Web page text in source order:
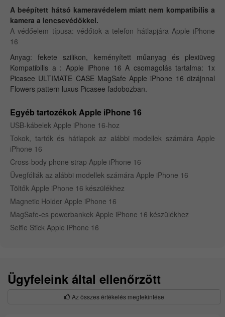
A beépített hátsó kameravédelem miatt nem kompatibilis a
kamera a lencsevédőkkel.
A védőelem típusa: védőtok a telefon hátlapjára Apple iPhone
16
Anyag: fekete szilikon, keményített műanyag és plexiüveg
Kompatibilis a : Apple iPhone 16 A csomagolás tartalma: 1x
Picasee ULTIMATE CASE MagSafe Apple iPhone 16 dizájnnal
Flowers pattern luxus Picasee fadobozban.
Egyéb tartozékok Apple iPhone 16
USB-kábelek Apple iPhone 16-hoz
Tokok, tartók és hátlapok az alábbi modellek számára Apple
iPhone 16
Cross-body phone strap Apple iPhone 16
Üvegfóliák az alábbi modellek számára Apple iPhone 16
Töltők Apple iPhone 16 készülékhez
Magnetic Holder Apple iPhone 16
MagSafe-es powerbankek Apple iPhone 16 készülékhez
Selfie Stick Apple iPhone 16
Ügyfeleink által ellenőrzött
Az összes értékelés megtekintése